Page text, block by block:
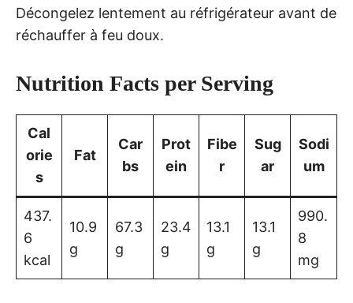
Décongelez lentement au réfrigérateur avant de
réchauffer à feu doux.
Nutrition Facts per Serving
Cal
orie
s
Fat
Car
bs
Prot
ein
Fibe
r
Sug
ar
Sodi
um
437.
6
kcal
10.9
g
67.3
g
23.4
g
13.1
g
13.1
g
990.
8
mg